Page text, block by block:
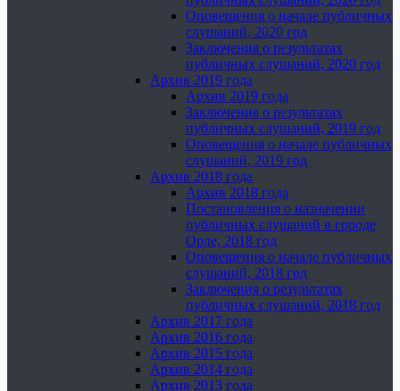
Оповещения о начале публичных
слушаний, 2020 год
Заключения о результатах
публичных слушаний, 2020 год
Архив 2019 года
Архив 2019 года
Заключения о результатах
публичных слушаний, 2019 год
Оповещения о начале публичных
слушаний, 2019 год
Архив 2018 года
Архив 2018 года
Постановления о назначении
публичных слушаний в городе
Орле, 2018 год
Оповещения о начале публичных
слушаний, 2018 год
Заключения о результатах
публичных слушаний, 2018 год
Архив 2017 года
Архив 2016 года
Архив 2015 года
Архив 2014 года
Архив 2013 года